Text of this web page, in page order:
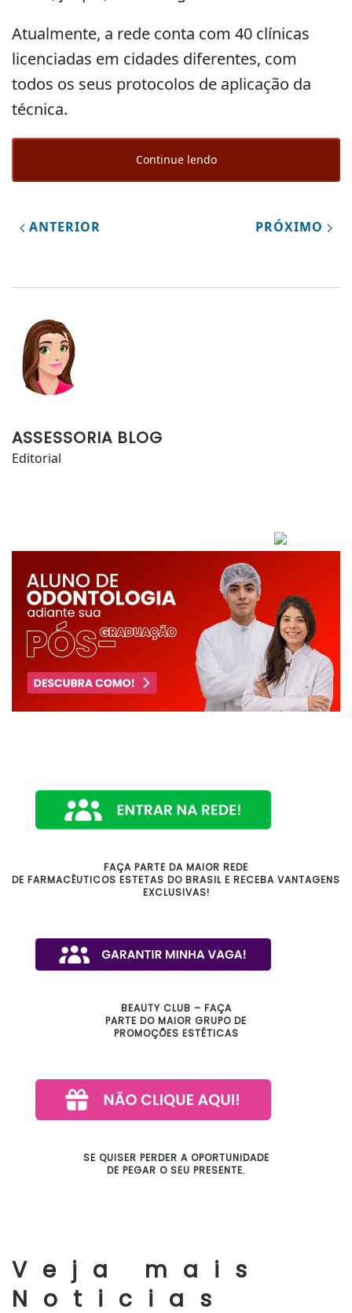
Atualmente, a rede conta com 40 clínicas
licenciadas em cidades diferentes, com
todos os seus protocolos de aplicação da
técnica.
Continue lendo
ANTERIOR PRÓXIMO
ASSESSORIA BLOG
Editorial
FAÇA PARTE DA MAIOR REDE
DE FARMACÊUTICOS ESTETAS DO BRASIL E RECEBA VANTAGENS
EXCLUSIVAS!
BEAUTY CLUB – FAÇA
PARTE DO MAIOR GRUPO DE
PROMOÇÕES ESTÉTICAS
SE QUISER PERDER A OPORTUNIDADE
DE PEGAR O SEU PRESENTE.
Veja mais
Noticias